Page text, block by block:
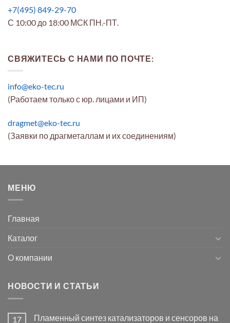
+7(495) 849-29-70
С 10:00 до 18:00 МСК ПН.-ПТ.
СВЯЖИТЕСЬ С НАМИ ПО ПОЧТЕ:
info@eko-tec.ru
(Работаем только с юр. лицами и ИП)
dragmet@eko-tec.ru
(Заявки по драгметаллам и их соединениям)
МЕНЮ
Главная
Каталог
О компании
НОВОСТИ И СТАТЬИ
17
Пламенный синтез катализаторов и сенсоров на